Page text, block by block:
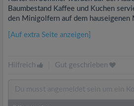
Baumbestand Kaffee und Kuchen
den Minigolfern auf dem hauseigenen
[Auf extra Seite anzeigen]
Hilfreich Gut geschrieben